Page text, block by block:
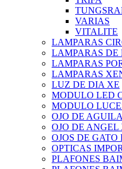
VARIAS
VITALITE
LAMPARAS
LAMPARAS DE
LAMPARAS
LAMPARAS
LUZ DE DIA XE
MODULO LED
MODULO
OJO DE
OJO DE ANGEL
OJOS DE
OPTICAS
PLAFONES